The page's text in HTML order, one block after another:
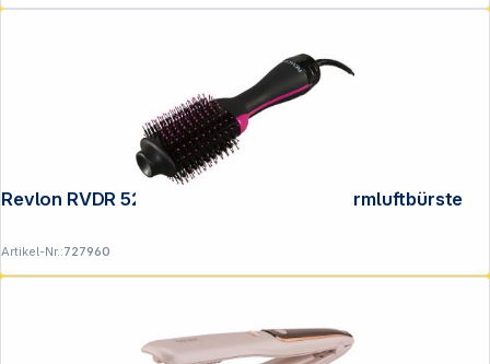
Revlon RVDR 5222 E Salon One-Step Warmluftbürste
Artikel-Nr.:727960